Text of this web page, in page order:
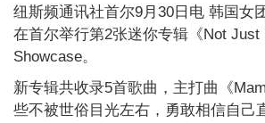
纽斯频通讯社首尔9月30日电 韩国女
在首尔举行第2张迷你专辑《Not Just
Showcase。
新专辑共收录5首歌曲，主打曲《
些不被世俗目光左右，勇敢相信自己